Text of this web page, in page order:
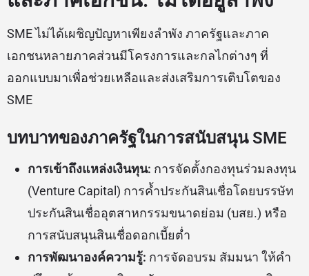
SME ไม่ได้เผชิญปัญหาเพียงลำพัง ภาครัฐและภาค
เอกชนหลายภาคส่วนมีโครงการและกลไกต่างๆ ที่
ออกแบบมาเพื่อช่วยเหลือและส่งเสริมการเติบโตของ
SME
บทบาทของภาครัฐในการสนับสนุน SME
การเข้าถึงแหล่งเงินทุน: การจัดตั้งกองทุนร่วมลงทุน
(Venture Capital) การค้ำประกันสินเชื่อโดยบรรษัท
ประกันสินเชื่ออุตสาหกรรมขนาดย่อม (บสย.) หรือ
การสนับสนุนสินเชื่อดอกเบี้ยต่ำ
การพัฒนาองค์ความรู้: การจัดอบรม สัมมนา ให้คำ